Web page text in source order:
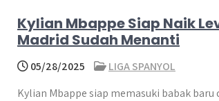
Kylian Mbappe Siap Naik
Madrid Sudah Menanti
05/28/2025
LIGA SPANYOL
Kylian Mbappe siap memasuki babak